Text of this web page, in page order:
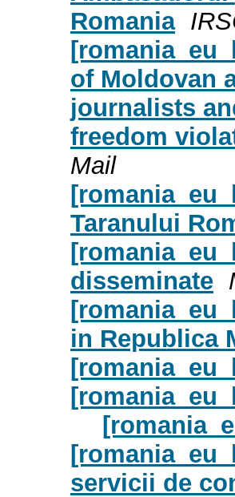
Romania
of Moldovan
journalists
freedom
Mail
Taranului
disseminate
in Republica
servicii de